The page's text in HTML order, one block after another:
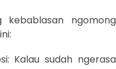
kebablasan ngomong
Kalau sudah ngerasa